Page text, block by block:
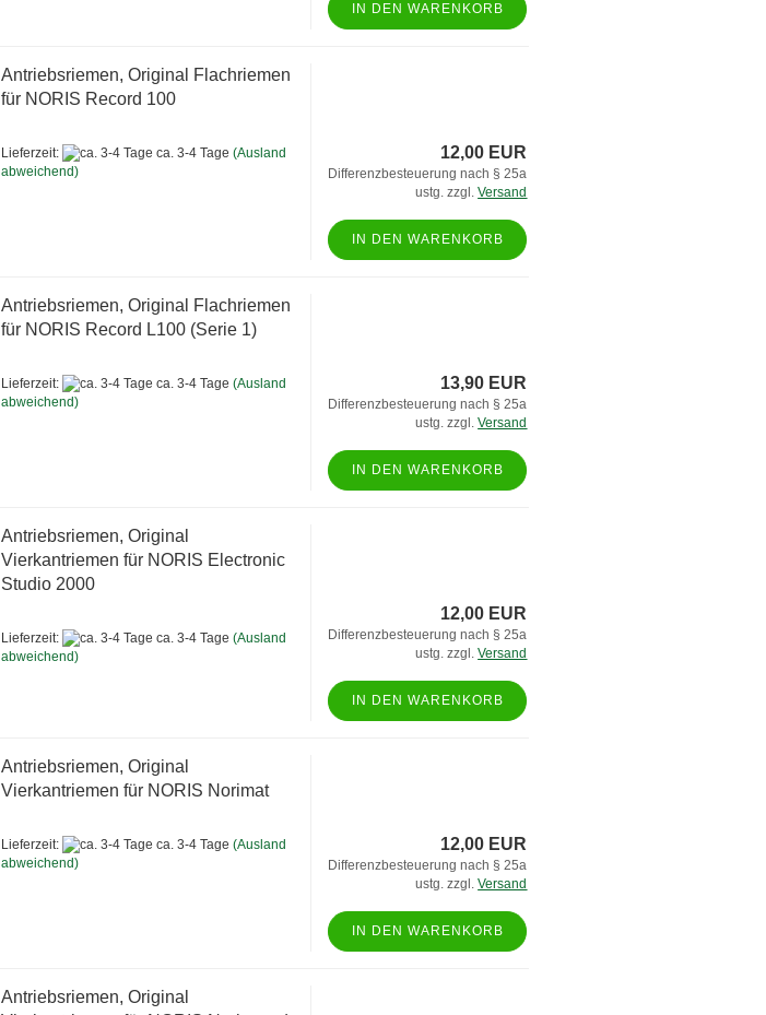
IN DEN WARENKORB
Antriebsriemen, Original Flachriemen
für NORIS Record 100
Lieferzeit: ca. 3-4 Tage (Ausland
abweichend)
12,00 EUR
Differenzbesteuerung nach § 25a
ustg. zzgl.Versand
IN DEN WARENKORB
Antriebsriemen, Original Flachriemen
für NORIS Record L100 (Serie 1)
Lieferzeit: ca. 3-4 Tage (Ausland
abweichend)
13,90 EUR
Differenzbesteuerung nach § 25a
ustg. zzgl.Versand
IN DEN WARENKORB
Antriebsriemen, Original
Vierkantriemen für NORIS Electronic
Studio 2000
Lieferzeit: ca. 3-4 Tage (Ausland
abweichend)
12,00 EUR
Differenzbesteuerung nach § 25a
ustg. zzgl.Versand
IN DEN WARENKORB
Antriebsriemen, Original
Vierkantriemen für NORIS Norimat
Lieferzeit: ca. 3-4 Tage (Ausland
abweichend)
12,00 EUR
Differenzbesteuerung nach § 25a
ustg. zzgl.Versand
IN DEN WARENKORB
Antriebsriemen, Original